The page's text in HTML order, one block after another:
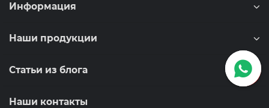
Информация
Наши продукции
Статьи из блога
Наши контакты